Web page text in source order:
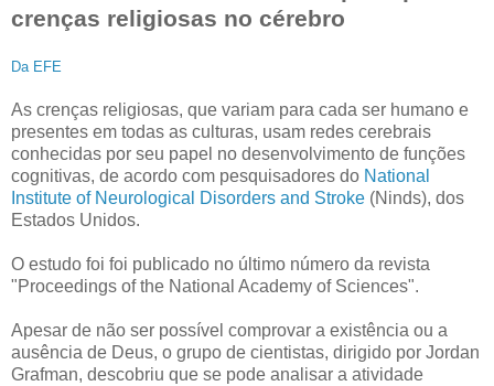
crenças religiosas no cérebro
Da EFE
As crenças religiosas, que variam para cada ser humano e
presentes em todas as culturas, usam redes cerebrais
conhecidas por seu papel no desenvolvimento de funções
cognitivas, de acordo com pesquisadores do National
Institute of Neurological Disorders and Stroke (Ninds), dos
Estados Unidos.
O estudo foi foi publicado no último número da revista
"Proceedings of the National Academy of Sciences".
Apesar de não ser possível comprovar a existência ou a
ausência de Deus, o grupo de cientistas, dirigido por Jordan
Grafman, descobriu que se pode analisar a atividade